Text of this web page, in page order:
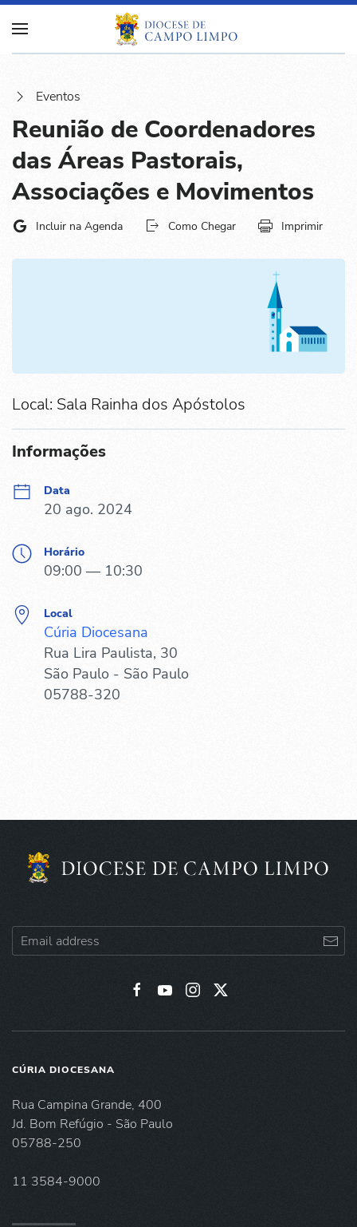
Eventos
Reunião de Coordenadores
das Áreas Pastorais,
Associações e Movimentos
Incluir na Agenda Como Chegar Imprimir
Local: Sala Rainha dos Apóstolos
Informações
Data
20 ago. 2024
Horário
09:00 — 10:30
Local
Cúria Diocesana
Rua Lira Paulista, 30
São Paulo - São Paulo
05788-320
CÚRIA DIOCESANA
Rua Campina Grande, 400
Jd. Bom Refúgio - São Paulo
05788-250
11 3584-9000